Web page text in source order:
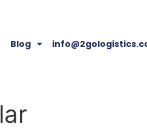
Blog